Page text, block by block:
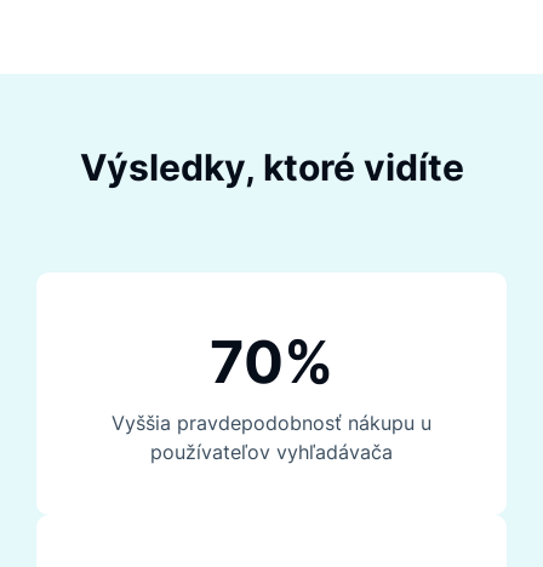
Výsledky, ktoré vidíte
70%
Vyššia pravdepodobnosť nákupu u
používateľov vyhľadávača